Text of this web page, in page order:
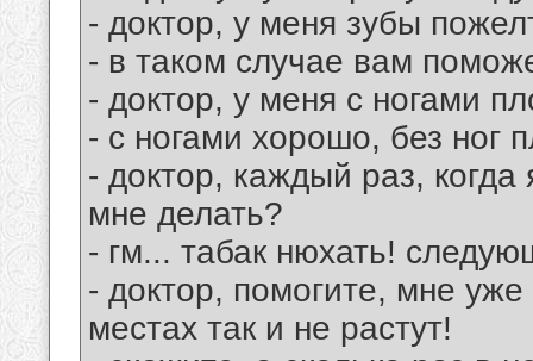
- доктор, у меня зубы
- в таком случае вам
- доктор, у меня с ногами
- с ногами хорошо, без ног
- доктор, каждый раз,
мне делать?
- гм... табак нюхать!
- доктор, помогите, мне
местах так и не растут!